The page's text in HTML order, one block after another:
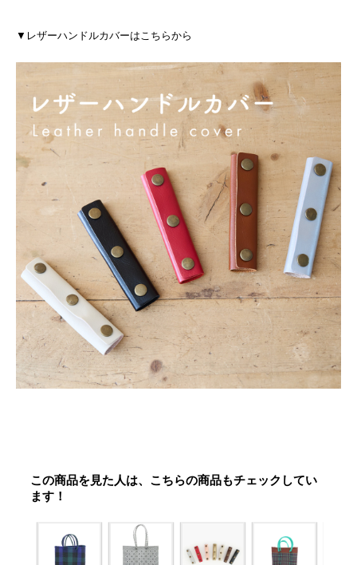
▼レザーハンドルカバーはこちらから
この商品を見た人は、こちらの商品もチェックしてい
ます！